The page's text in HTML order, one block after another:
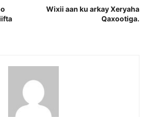
Wixii aan ku arkay Xeryaha
Qaxootiga.